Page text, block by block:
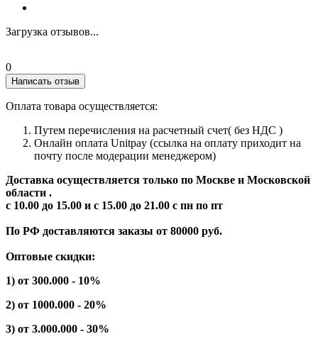
Загрузка отзывов...
0
Написать отзыв
Оплата товара осуществляется:
Путем перечисления на расчетный счет( без НДС )
Онлайн оплата Unitpay (ссылка на оплату приходит на
почту после модерации менеджером)
Доставка осуществляется только по Москве и Московской
области .
с 10.00 до 15.00 и с 15.00 до 21.00 с пн по пт
По РФ доставляются заказы от 80000 руб.
Оптовые скидки:
1) от 300.000 - 10%
2) от 1000.000 - 20%
3) от 3.000.000 - 30%